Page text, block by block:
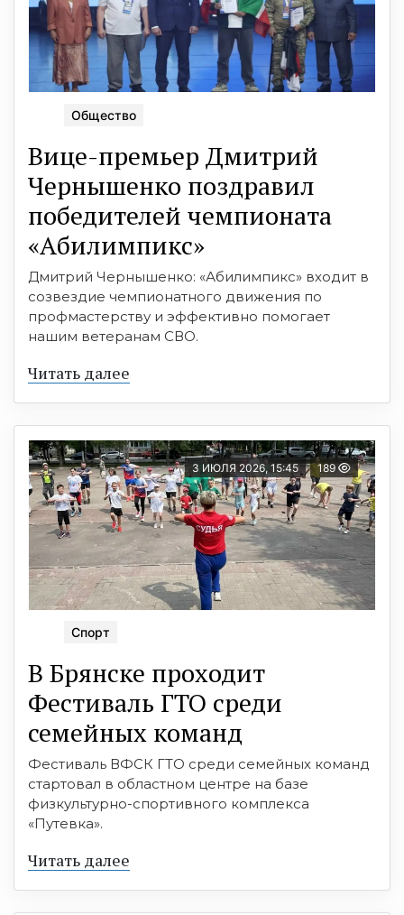
Общество
Вице-премьер Дмитрий
Чернышенко поздравил
победителей чемпионата
«Абилимпикс»
Дмитрий Чернышенко: «Абилимпикс» входит в
созвездие чемпионатного движения по
профмастерству и эффективно помогает
нашим ветеранам СВО.
Читать далее
3 ИЮЛЯ 2026, 15:45 189
Спорт
В Брянске проходит
Фестиваль ГТО среди
семейных команд
Фестиваль ВФСК ГТО среди семейных команд
стартовал в областном центре на базе
физкультурно-спортивного комплекса
«Путевка».
Читать далее